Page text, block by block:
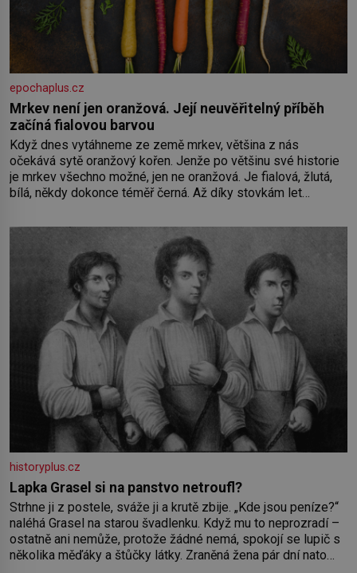
epochaplus.cz
Mrkev není jen oranžová. Její neuvěřitelný příběh
začíná fialovou barvou
Když dnes vytáhneme ze země mrkev, většina z nás
očekává sytě oranžový kořen. Jenže po většinu své historie
je mrkev všechno možné, jen ne oranžová. Je fialová, žlutá,
bílá, někdy dokonce téměř černá. Až díky stovkám let
českou zahradu ani nedokážeme představit. Její příběh je
historyplus.cz
Lapka Grasel si na panstvo netroufl?
Strhne ji z postele, sváže ji a krutě zbije. „Kde jsou peníze?“
naléhá Grasel na starou švadlenku. Když mu to neprozradí –
ostatně ani nemůže, protože žádné nemá, spokojí se lupič s
několika měďáky a štůčky látky. Zraněná žena pár dní nato